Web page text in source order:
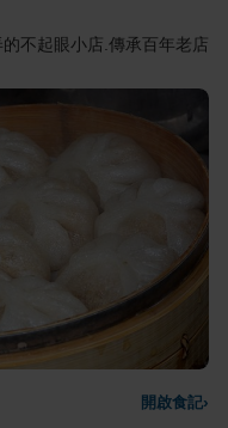
不起眼小店.傳承百年老店
開啟食記›